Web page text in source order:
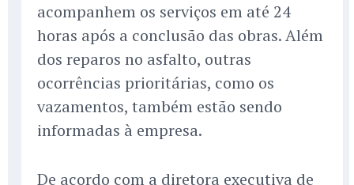
acompanhem os serviços em até 24
horas após a conclusão das obras. Além
dos reparos no asfalto, outras
ocorrências prioritárias, como os
vazamentos, também estão sendo
informadas à empresa.
De acordo com a diretora executiva de